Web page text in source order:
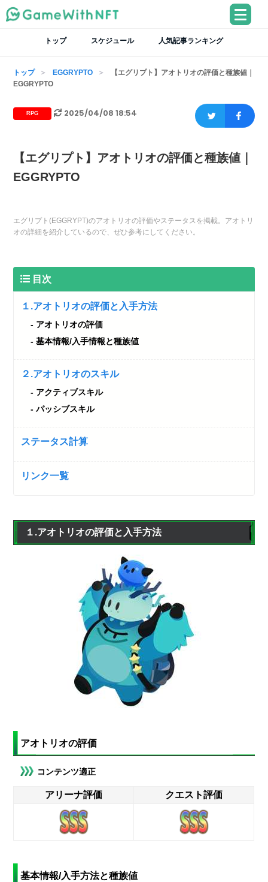
トップ スケジュール 人気記事ランキング
トップ EGGRYPTO
【エグリプト】アオトリオの評価と種族値｜
EGGRYPTO
RPG 2025/04/08 18:54
【エグリプト】アオトリオの評価と種族値｜
EGGRYPTO
エグリプト(EGGRYPT)のアオトリオの評価やステータスを掲載。アオトリ
オの詳細を紹介しているので、ぜひ参考にしてください。
目次
１.アオトリオの評価と入手方法
アオトリオの評価
基本情報/入手情報と種族値
２.アオトリオのスキル
アクティブスキル
パッシブスキル
ステータス計算
リンク一覧
１.アオトリオの評価と入手方法
アオトリオの評価
コンテンツ適正
アリーナ評価 クエスト評価
基本情報/入手方法と種族値